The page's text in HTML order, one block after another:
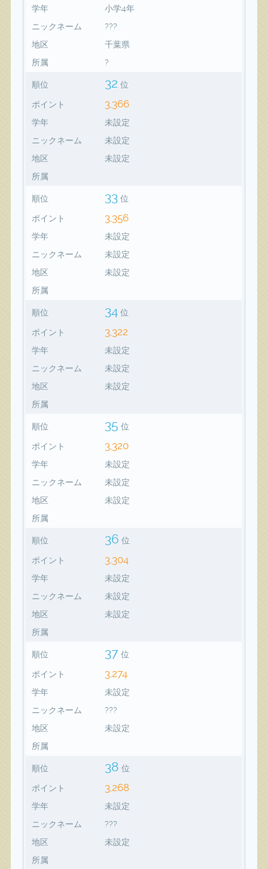
学年
小学4年
ニックネーム
???
地区
千葉県
所属
?
順位 32 位
ポイント 3,366
学年
未設定
ニックネーム
未設定
地区
未設定
所属
順位 33 位
ポイント 3,356
学年
未設定
ニックネーム
未設定
地区
未設定
所属
順位 34 位
ポイント 3,322
学年
未設定
ニックネーム
未設定
地区
未設定
所属
順位 35 位
ポイント 3,320
学年
未設定
ニックネーム
未設定
地区
未設定
所属
順位 36 位
ポイント 3,304
学年
未設定
ニックネーム
未設定
地区
未設定
所属
順位 37 位
ポイント 3,274
学年
未設定
ニックネーム
???
地区
未設定
所属
順位 38 位
ポイント 3,268
学年
未設定
ニックネーム
???
地区
未設定
所属